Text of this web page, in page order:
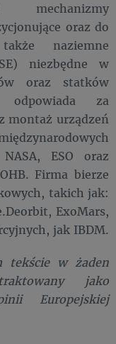
mechanizmy
oraz do
naziemne
niezbędne w
oraz statków
odpowiada za
montaż urządzeń
ESO oraz
Firma bierze
takich jak:
ExoMars,
jak IBDM.
tekście w żaden
jako
Europejskiej